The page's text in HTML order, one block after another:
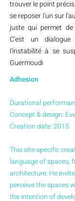
trouver le point
se reposer l'un sur
juste qui permet de
C'est un
l'instabilité à se
Guermoudi
Adhesion
Durational
Concept & design:
Creation date: 2015
This site-specific
language of spaces,
architecture. He
perceive the spaces
the intention of